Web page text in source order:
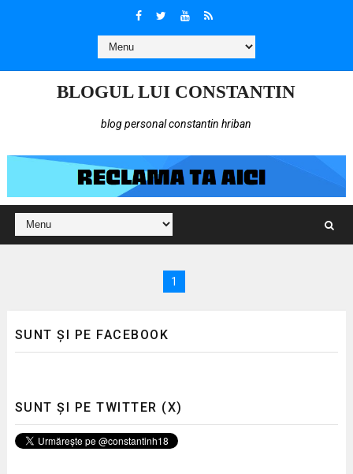
BLOGUL LUI CONSTANTIN
blog personal constantin hriban
1
SUNT ȘI PE FACEBOOK
SUNT ȘI PE TWITTER (X)